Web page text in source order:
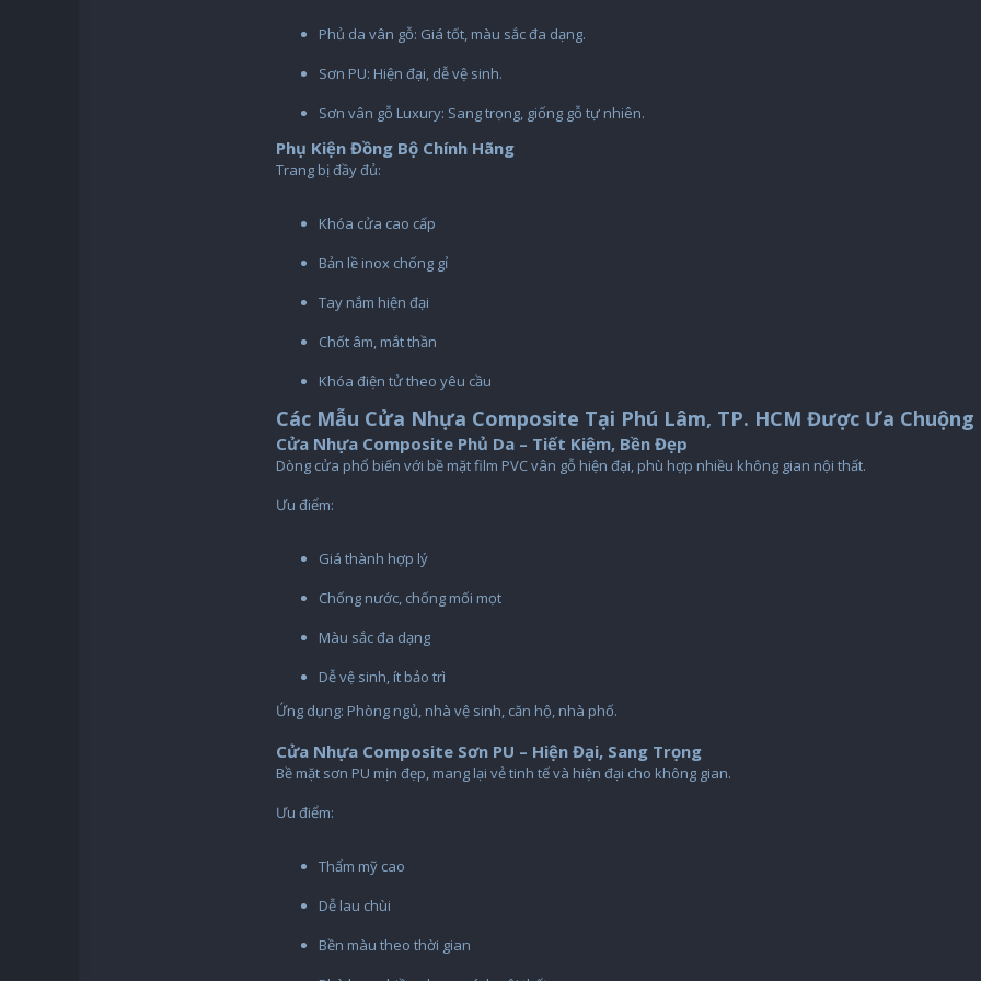
Phủ da vân gỗ: Giá tốt, màu sắc đa dạng.
Sơn PU: Hiện đại, dễ vệ sinh.
Sơn vân gỗ Luxury: Sang trọng, giống gỗ tự nhiên.
Phụ Kiện Đồng Bộ Chính Hãng
Trang bị đầy đủ:
Khóa cửa cao cấp
Bản lề inox chống gỉ
Tay nắm hiện đại
Chốt âm, mắt thần
Khóa điện tử theo yêu cầu
Các Mẫu Cửa Nhựa Composite Tại Phú Lâm, TP. HCM Được Ưa
Cửa Nhựa Composite Phủ Da – Tiết Kiệm, Bền Đẹp
Dòng cửa phổ biến với bề mặt film PVC vân gỗ hiện đại, phù hợp nhiều không gian nội thất.
Ưu điểm:
Giá thành hợp lý
Chống nước, chống mối mọt
Màu sắc đa dạng
Dễ vệ sinh, ít bảo trì
Ứng dụng: Phòng ngủ, nhà vệ sinh, căn hộ, nhà phố.
Cửa Nhựa Composite Sơn PU – Hiện Đại, Sang Trọng
Bề mặt sơn PU mịn đẹp, mang lại vẻ tinh tế và hiện đại cho không gian.
Ưu điểm:
Thẩm mỹ cao
Dễ lau chùi
Bền màu theo thời gian